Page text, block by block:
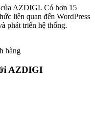
AZDIGI. Có hơn 15
liên quan đến WordPress
phát triển hệ thống.
hàng
AZDIGI